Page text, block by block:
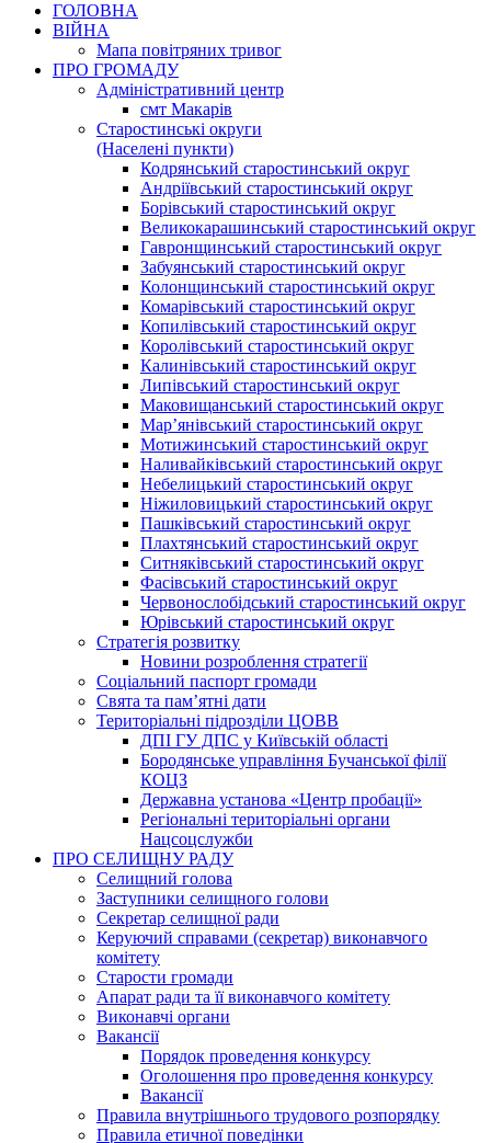
ГОЛОВНА
ВІЙНА
Мапа повітряних тривог
ПРО ГРОМАДУ
Aдміністративний центр
смт Макарів
Старостинські округи
(Населені пункти)
Кодрянський старостинський округ
Андріївський старостинський округ
Борівський старостинський округ
Великокарашинський старостинський округ
Гавронщинський старостинський округ
Забуянський старостинський округ
Колонщинський старостинський округ
Комарівський старостинський округ
Копилівський старостинський округ
Королівський старостинський округ
Калинівський старостинський округ
Липівський старостинський округ
Маковищанський старостинський округ
Мар’янівський старостинський округ
Мотижинський старостинський округ
Наливайківський старостинський округ
Небелицький старостинський округ
Ніжиловицький старостинський округ
Пашківський старостинський округ
Плахтянський старостинський округ
Ситняківський старостинський округ
Фасівський старостинський округ
Червонослобідський старостинський округ
Юрівський старостинський округ
Стратегія розвитку
Новини розроблення стратегії
Соціальний паспорт громади
Свята та пам’ятні дати
Територіальні підрозділи ЦОВВ
ДПІ ГУ ДПС у Київській області
Бородянське управління Бучанської філії
КОЦЗ
Державна установа «Центр пробації»
Регіональні територіальні органи
Нацсоцслужби
ПРО СЕЛИЩНУ РАДУ
Селищний голова
Заступники селищного голови
Секретар селищної ради
Керуючий справами (секретар) виконавчого
комітету
Старости громади
Апарат ради та її виконавчого комітету
Виконавчі органи
Вакансії
Порядок проведення конкурсу
Оголошення про проведення конкурсу
Вакансії
Правила внутрішнього трудового розпорядку
Правила етичної поведінки